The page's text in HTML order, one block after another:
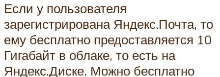
Если у пользователя
зарегистрирована Яндекс.Почта, то
ему бесплатно предоставляется 10
Гигабайт в облаке, то есть на
Яндекс.Диске. Можно бесплатно